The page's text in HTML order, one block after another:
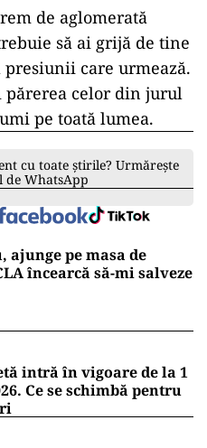
de aglomerată
să ai grijă de tine
care urmează.
părerea celor din jurul
pe toată lumea.
cu toate știrile? Urmărește
de WhatsApp
ajunge pe masa de
încearcă să-mi salveze
intră în vigoare de la 1
Ce se schimbă pentru